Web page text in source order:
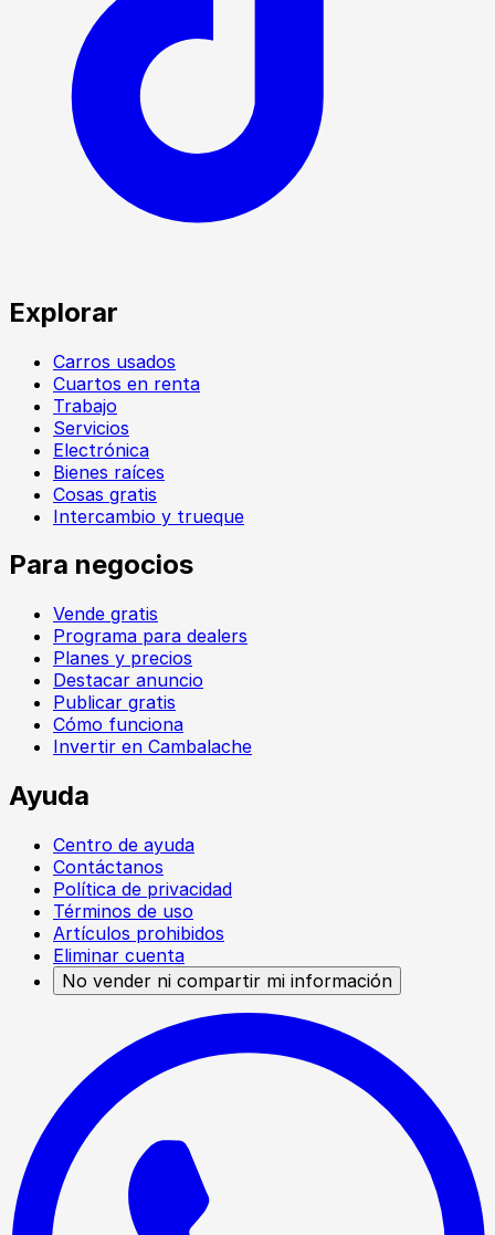
Explorar
Carros usados
Cuartos en renta
Trabajo
Servicios
Electrónica
Bienes raíces
Cosas gratis
Intercambio y trueque
Para negocios
Vende gratis
Programa para dealers
Planes y precios
Destacar anuncio
Publicar gratis
Cómo funciona
Invertir en Cambalache
Ayuda
Centro de ayuda
Contáctanos
Política de privacidad
Términos de uso
Artículos prohibidos
Eliminar cuenta
No vender ni compartir mi información